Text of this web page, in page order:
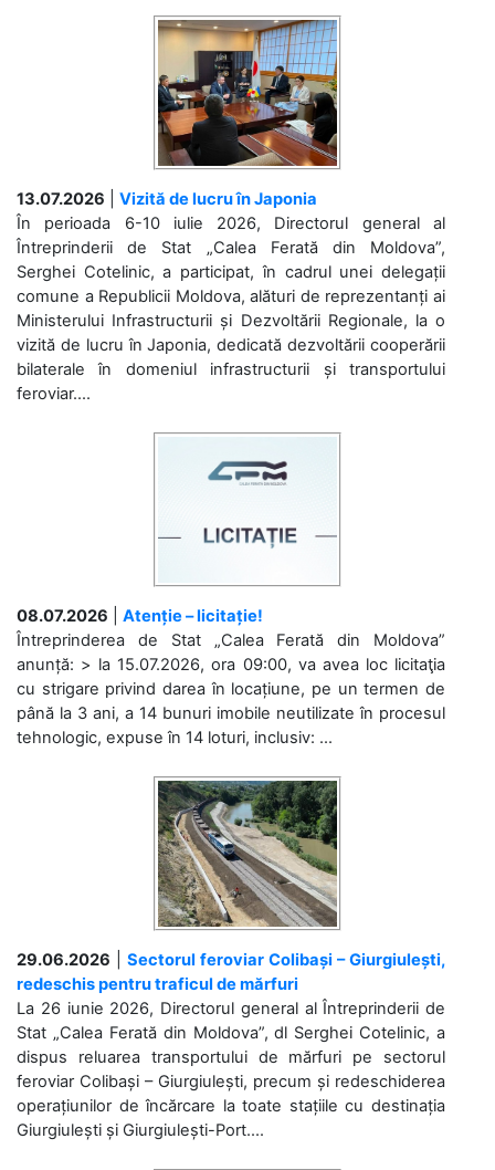
13.07.2026
Vizită de lucru în Japonia
În perioada 6-10 iulie 2026, Directorul general al
Întreprinderii de Stat „Calea Ferată din Moldova”,
Serghei Cotelinic, a participat, în cadrul unei delegații
comune a Republicii Moldova, alături de reprezentanți ai
Ministerului Infrastructurii și Dezvoltării Regionale, la o
vizită de lucru în Japonia, dedicată dezvoltării cooperării
bilaterale în domeniul infrastructurii și transportului
feroviar....
08.07.2026
Atenție – licitație!
Întreprinderea de Stat „Calea Ferată din Moldova”
anunță: > la 15.07.2026, ora 09:00, va avea loc licitaţia
cu strigare privind darea în locațiune, pe un termen de
până la 3 ani, a 14 bunuri imobile neutilizate în procesul
tehnologic, expuse în 14 loturi, inclusiv: ...
29.06.2026
Sectorul feroviar Colibași – Giurgiulești,
redeschis pentru traficul de mărfuri
La 26 iunie 2026, Directorul general al Întreprinderii de
Stat „Calea Ferată din Moldova”, dl Serghei Cotelinic, a
dispus reluarea transportului de mărfuri pe sectorul
feroviar Colibași – Giurgiulești, precum și redeschiderea
operațiunilor de încărcare la toate stațiile cu destinația
Giurgiulești și Giurgiulești-Port....